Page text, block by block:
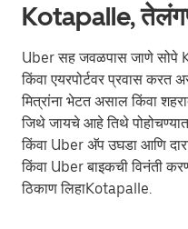
Kotapalle,
Uber सह जवळपास जाणे सोपे
किंवा एयरपोर्टवर प्रवास करत
मित्रांना भेटत असाल किंवा
जिथे जायचे आहे तिथे
किंवा Uber अ‍ॅप उघडा आणि
किंवा Uber बाइकची विनंती
ठिकाण लिहाKotapalle.